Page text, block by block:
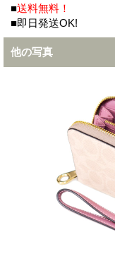
■送料無料！
■即日発送OK!
他の写真